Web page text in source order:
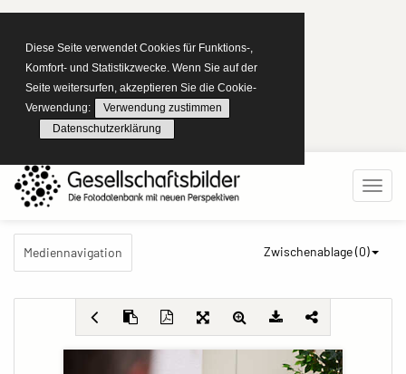
Diese Seite verwendet Cookies für Funktions-,
Komfort- und Statistikzwecke. Wenn Sie auf der
Seite weitersurfen, akzeptieren Sie die Cookie-
Verwendung:
Verwendung zustimmen
Datenschutzerklärung
Mediennavigation Zwischenablage (0)